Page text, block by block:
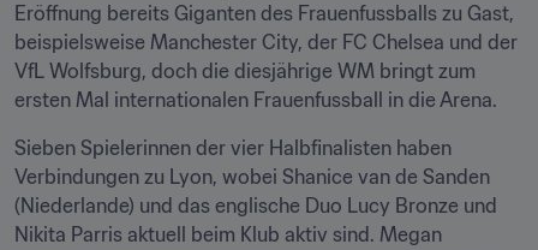
Eröffnung bereits Giganten des Frauenfussballs zu Gast,
beispielsweise Manchester City, der FC Chelsea und der
VfL Wolfsburg, doch die diesjährige WM bringt zum
ersten Mal internationalen Frauenfussball in die Arena.
Sieben Spielerinnen der vier Halbfinalisten haben
Verbindungen zu Lyon, wobei Shanice van de Sanden
(Niederlande) und das englische Duo Lucy Bronze und
Nikita Parris aktuell beim Klub aktiv sind. Megan